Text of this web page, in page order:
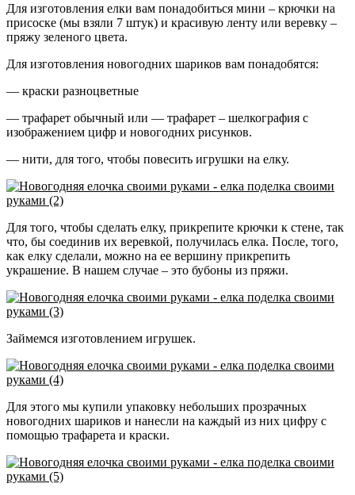
Для изготовления елки вам понадобиться мини – крючки на
присоске (мы взяли 7 штук) и красивую ленту или веревку –
пряжу зеленого цвета.
Для изготовления новогодних шариков вам понадобятся:
— краски разноцветные
— трафарет обычный или — трафарет – шелкография с
изображением цифр и новогодних рисунков.
— нити, для того, чтобы повесить игрушки на елку.
Для того, чтобы сделать елку, прикрепите крючки к стене, так
что, бы соединив их веревкой, получилась елка. После, того,
как елку сделали, можно на ее вершину прикрепить
украшение. В нашем случае – это бубоны из пряжи.
Займемся изготовлением игрушек.
Для этого мы купили упаковку небольших прозрачных
новогодних шариков и нанесли на каждый из них цифру с
помощью трафарета и краски.